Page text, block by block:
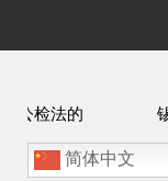
锡安教
简体中文